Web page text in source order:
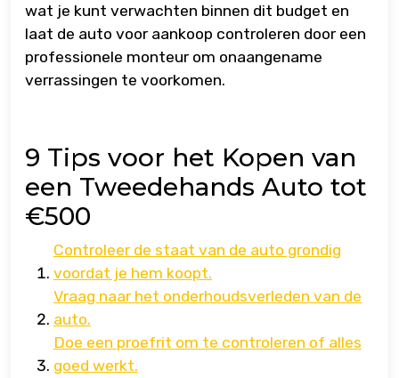
wat je kunt verwachten binnen dit budget en
laat de auto voor aankoop controleren door een
professionele monteur om onaangename
verrassingen te voorkomen.
9 Tips voor het Kopen van
een Tweedehands Auto tot
€500
Controleer de staat van de auto grondig
voordat je hem koopt.
Vraag naar het onderhoudsverleden van de
auto.
Doe een proefrit om te controleren of alles
goed werkt.